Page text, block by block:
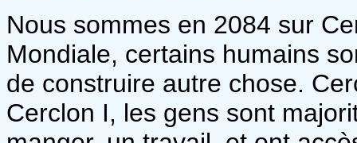
Nous sommes en 2084 sur
Mondiale, certains humains
de construire autre chose.
Cerclon I, les gens sont